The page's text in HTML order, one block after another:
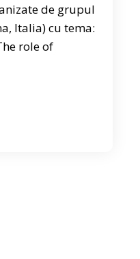
de grupul
Italia) cu tema:
role of